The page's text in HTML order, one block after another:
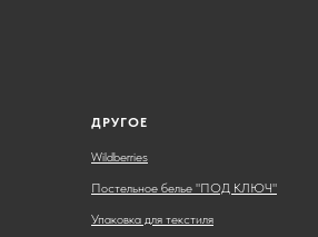
ДРУГОЕ
Wildberries
Постельное белье "ПОД КЛЮЧ"
Упаковка для текстиля